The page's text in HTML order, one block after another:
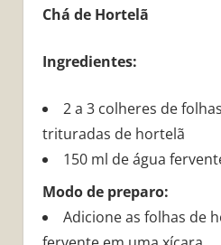
Chá de Hortelã
Ingredientes:
2 a 3 colheres de
trituradas de hortelã
150 ml de água
Modo de preparo:
Adicione as folhas de